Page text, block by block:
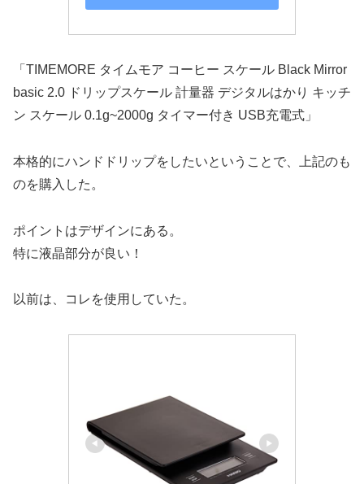
「TIMEMORE タイムモア コーヒー スケール Black Mirror
basic 2.0 ドリップスケール 計量器 デジタルはかり キッチ
ン スケール 0.1g~2000g タイマー付き USB充電式」
本格的にハンドドリップをしたいということで、上記のも
のを購入した。
ポイントはデザインにある。
特に液晶部分が良い！
以前は、コレを使用していた。